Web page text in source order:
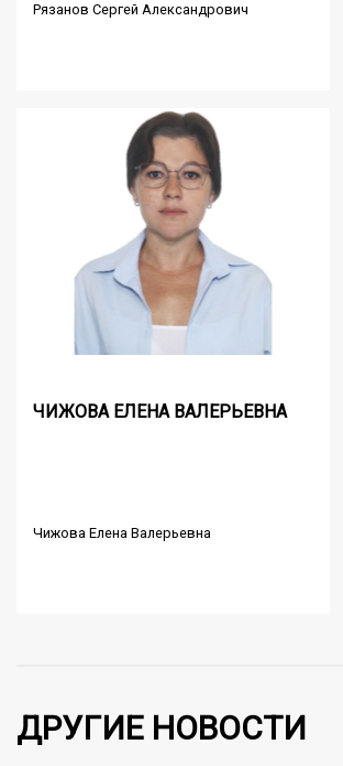
Рязанов Сергей Александрович
ЧИЖОВА ЕЛЕНА ВАЛЕРЬЕВНА
Чижова Елена Валерьевна
ДРУГИЕ НОВОСТИ